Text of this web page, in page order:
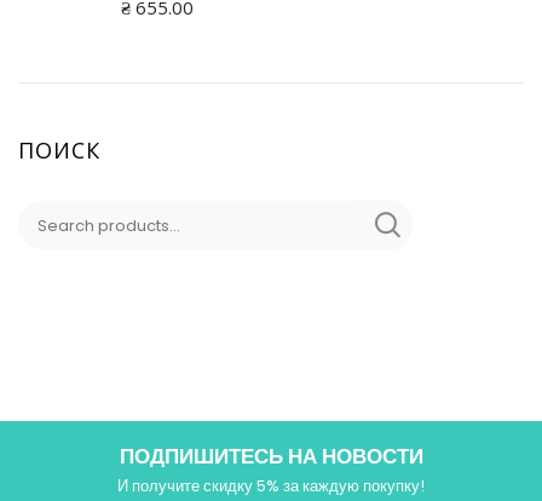
₴ 655.00
ПОИСК
ПОДПИШИТЕСЬ НА НОВОСТИ
И получите скидку 5% за каждую покупку!